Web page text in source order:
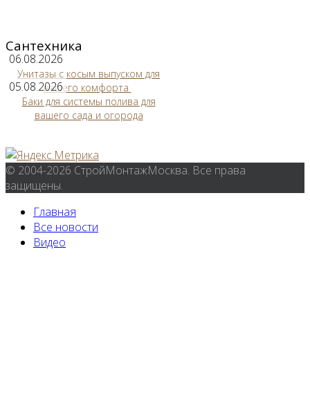
Сантехника
06.08.2026
Унитазы с косым выпуском для
вашего комфорта
05.08.2026
Баки для системы полива для
вашего сада и огорода
© 2004-2026 СтройМонтажМосква. Все права
защищены.
Главная
Все новости
Видео